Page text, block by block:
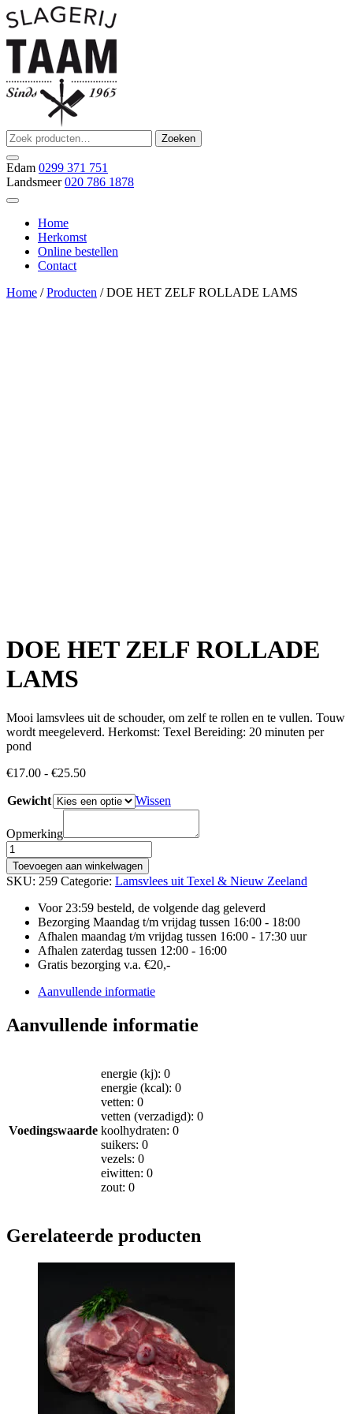
Ga
naar
de
inhoud
Slagerij Taam
slager
Zoeken
naar:
Zoeken
Edam 0299 371 751
Landsmeer 020 786 1878
Home
Herkomst
Online bestellen
Contact
Home /Producten / DOE HET ZELF ROLLADE LAMS
DOE HET ZELF ROLLADE
LAMS
Mooi lamsvlees uit de schouder, om zelf te rollen en te vullen. Touw
wordt meegeleverd. Herkomst: Texel Bereiding: 20 minuten per
pond
€17.00 - €25.50Prijsklasse:
tot
€25.50
Gewicht Wissen
Opmerking
DOE
HET
ZELF
ROLLADE
LAMS
aantal
Toevoegen aan winkelwagen
SKU: 259 Categorie: Lamsvlees uit Texel & Nieuw Zeeland
Voor 23:59 besteld, de volgende dag geleverd
Bezorging Maandag t/m vrijdag tussen 16:00 - 18:00
Afhalen maandag t/m vrijdag tussen 16:00 - 17:30 uur
Afhalen zaterdag tussen 12:00 - 16:00
Gratis bezorging v.a. €20,-
Aanvullende informatie
Aanvullende informatie
Voedingswaarde
energie (kj): 0
energie (kcal): 0
vetten: 0
vetten (verzadigd): 0
koolhydraten: 0
suikers: 0
vezels: 0
eiwitten: 0
zout: 0
Gerelateerde producten